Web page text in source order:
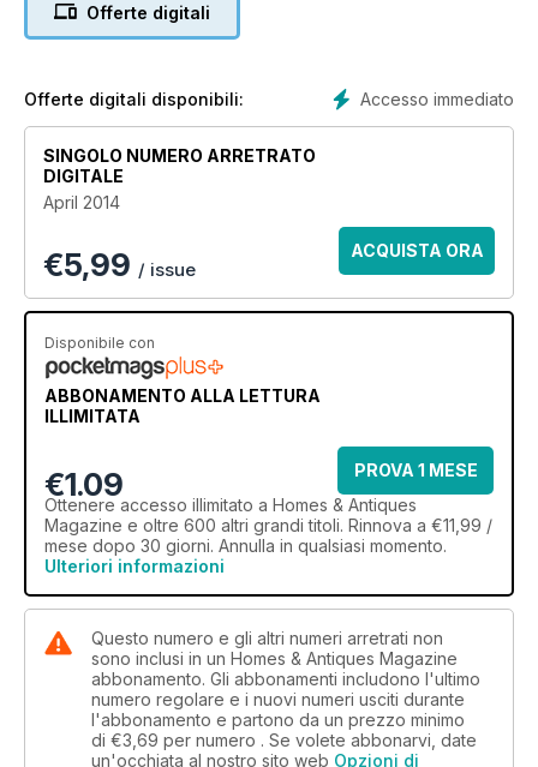
Offerte digitali
Accesso immediato
Offerte digitali disponibili:
SINGOLO NUMERO ARRETRATO
DIGITALE
April 2014
€5,99 / issue
ACQUISTA ORA
Disponibile con
ABBONAMENTO ALLA LETTURA
ILLIMITATA
€1.09
PROVA 1 MESE
Ottenere accesso illimitato a Homes & Antiques
Magazine e oltre 600 altri grandi titoli. Rinnova a €11,99 /
mese dopo 30 giorni. Annulla in qualsiasi momento.
Ulteriori informazioni
Questo numero e gli altri numeri arretrati non
sono inclusi in un Homes & Antiques Magazine
abbonamento. Gli abbonamenti includono l'ultimo
numero regolare e i nuovi numeri usciti durante
l'abbonamento e partono da un prezzo minimo
di €3,69 per numero . Se volete abbonarvi, date
un'occhiata al nostro sito web Opzioni di